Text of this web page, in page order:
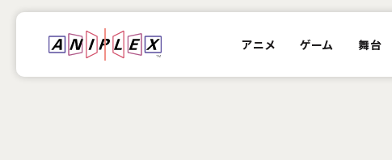
アニメ ゲーム 舞台